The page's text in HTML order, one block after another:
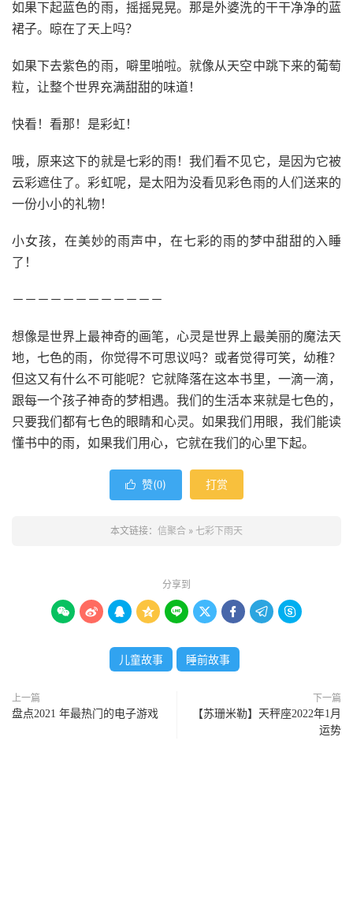
如果下起蓝色的雨，摇摇晃晃。那是外婆洗的干干净净的蓝
裙子。晾在了天上吗？
如果下去紫色的雨，噼里啪啦。就像从天空中跳下来的葡萄
粒，让整个世界充满甜甜的味道！
快看！看那！是彩虹！
哦，原来这下的就是七彩的雨！我们看不见它，是因为它被
云彩遮住了。彩虹呢，是太阳为没看见彩色雨的人们送来的
一份小小的礼物！
小女孩，在美妙的雨声中，在七彩的雨的梦中甜甜的入睡
了！
－－－－－－－－－－－－
想像是世界上最神奇的画笔，心灵是世界上最美丽的魔法天
地，七色的雨，你觉得不可思议吗？或者觉得可笑，幼稚？
但这又有什么不可能呢？它就降落在这本书里，一滴一滴，
跟每一个孩子神奇的梦相遇。我们的生活本来就是七色的，
只要我们都有七色的眼睛和心灵。如果我们用眼，我们能读
懂书中的雨，如果我们用心，它就在我们的心里下起。
 赞(0) 打赏
本文链接： 信聚合 » 七彩下雨天
分享到
        
儿童故事 睡前故事
上一篇
盘点2021 年最热门的电子游戏
下一篇
【苏珊米勒】天秤座2022年1月
运势